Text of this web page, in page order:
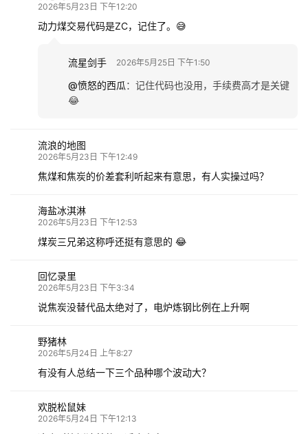
2026年5月23日 下午12:20
动力煤交易代码是ZC，记住了。😅
流星剑手 2026年5月25日 下午1:50
@愤怒的西瓜： 记住代码也没用，手续费高才是关键
😂
流浪的地图
2026年5月23日 下午12:49
焦煤和焦炭的价差套利听起来有意思，有人实操过吗？
海盐冰淇淋
2026年5月23日 下午12:53
煤炭三兄弟这称呼还挺有意思的 😂
回忆录里
2026年5月23日 下午3:34
说焦炭没替代品太绝对了，电炉炼钢比例在上升啊
野猪林
2026年5月24日 上午8:27
有没有人总结一下三个品种哪个波动大？
欢脱松鼠妹
2026年5月24日 下午12:13